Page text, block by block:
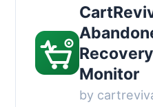
Monitor
by